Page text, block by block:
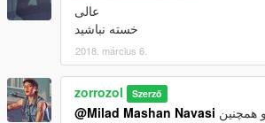
عالی
خسته نباشید
2018. március 6.
zorrozol Szerző
@Milad Mashan Navasi